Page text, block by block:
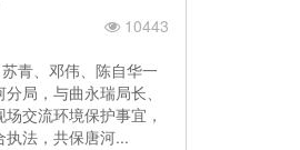
10443
青、邓伟、陈自华一
局，与曲永瑞局长、
交流环境保护事宜，
法，共保唐河...